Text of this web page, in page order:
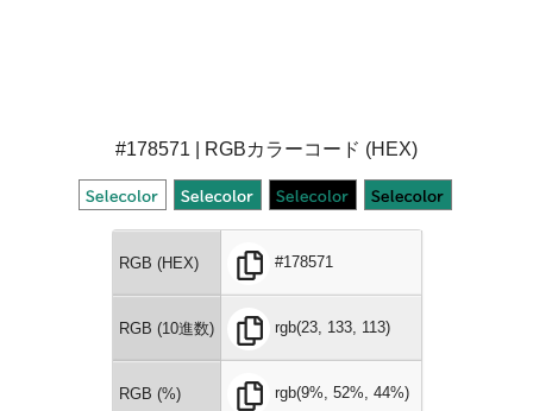
#178571 | RGBカラーコード (HEX)
RGB (HEX) #178571
RGB (10進数) rgb(23, 133, 113)
RGB (%) rgb(9%, 52%, 44%)